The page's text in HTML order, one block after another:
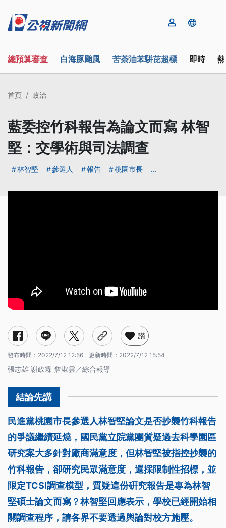
總預算審查 白海豚颱風 苦茶油苯駢芘超標 即時
首頁 政治
藍委控竹科報告為論文而寫 林智
堅：交學術與司法調查
林智堅 參選人 報告 桃園市長 ...
讚
發布時間： 2022/7/12 12:56 更新時間： 2022/7/12 15:54
張志雄 謝政霖 詹淑雲／綜合報導
民進黨桃園市長參選人林智堅論文是否抄襲竹科報告
的爭議繼續延燒，國民黨立院黨團質疑過去科學園區
研究案大多針對廠商滿意度，但林智堅被指控抄襲的
竹科報告，卻研究民眾滿意度，還採限制性招標，並
限定TCSI調查模型，質疑這份硏究報告是專為林智
堅碩士論文而寫？林智堅回應表示，學校已經開始相
關調查程序，請各界不要透過輿論對校方施壓。